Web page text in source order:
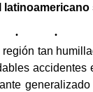
tan